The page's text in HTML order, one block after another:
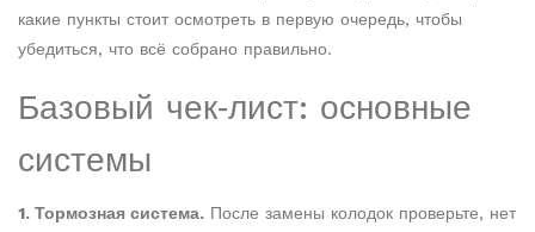
какие пункты стоит осмотреть в первую очередь, чтобы
убедиться, что всё собрано правильно.
Базовый чек‑лист: основные
системы
1. Тормозная система. После замены колодок проверьте, нет